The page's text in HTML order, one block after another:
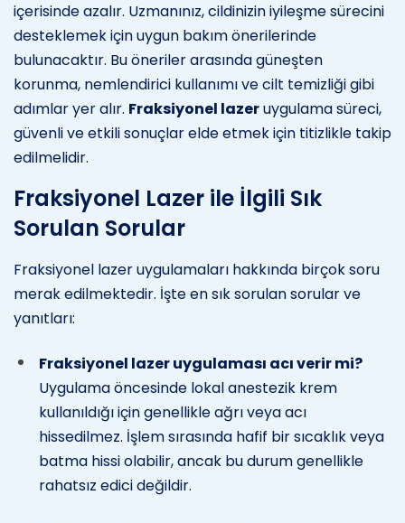
içerisinde azalır. Uzmanınız, cildinizin iyileşme sürecini
desteklemek için uygun bakım önerilerinde
bulunacaktır. Bu öneriler arasında güneşten
korunma, nemlendirici kullanımı ve cilt temizliği gibi
adımlar yer alır. Fraksiyonel lazeruygulama süreci,
güvenli ve etkili sonuçlar elde etmek için titizlikle takip
edilmelidir.
Fraksiyonel Lazer ile İlgili Sık
Sorulan Sorular
Fraksiyonel lazer uygulamaları hakkında birçok soru
merak edilmektedir. İşte en sık sorulan sorular ve
yanıtları:
Fraksiyonel lazer uygulaması acı verir mi?
Uygulama öncesinde lokal anestezik krem
kullanıldığı için genellikle ağrı veya acı
hissedilmez. İşlem sırasında hafif bir sıcaklık veya
batma hissi olabilir, ancak bu durum genellikle
rahatsız edici değildir.